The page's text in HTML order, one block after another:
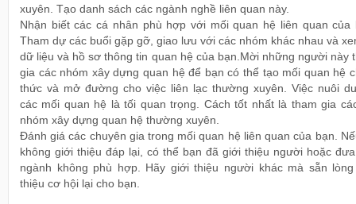
xuyên. Tạo danh sách các ngành nghề liên quan này.
Nhận biết các cá nhân phù hợp với mối quan hệ liên quan của
Tham dự các buổi gặp gỡ, giao lưu với các nhóm khác nhau và
dữ liệu và hồ sơ thông tin quan hệ của bạn.Mời những người này
gia các nhóm xây dựng quan hệ để bạn có thể tạo mối quan hệ
thức và mở đường cho việc liên lạc thường xuyên. Việc nuôi
các mối quan hệ là tối quan trọng. Cách tốt nhất là tham gia
nhóm xây dựng quan hệ thường xuyên.
Đánh giá các chuyên gia trong mối quan hệ liên quan của bạn.
không giới thiệu đáp lại, có thể bạn đã giới thiệu người hoặc
ngành không phù hợp. Hãy giới thiệu người khác mà sẵn
thiệu cơ hội lại cho bạn.